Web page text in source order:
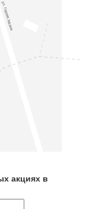
у
л.
Г
ероев Хасана
акциях в